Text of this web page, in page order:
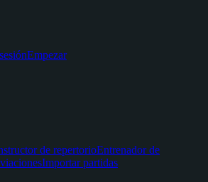
Empezar
de repertorioEntrenador de
Importar partidas